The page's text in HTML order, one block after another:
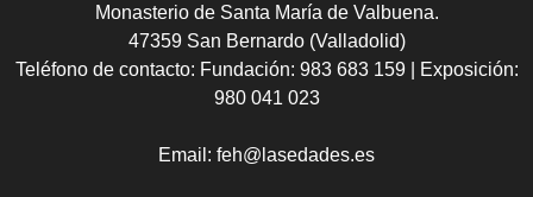
Monasterio de Santa María de Valbuena.
47359 San Bernardo (Valladolid)
Teléfono de contacto: Fundación: 983 683 159 | Exposición:
980 041 023
Email: feh@lasedades.es